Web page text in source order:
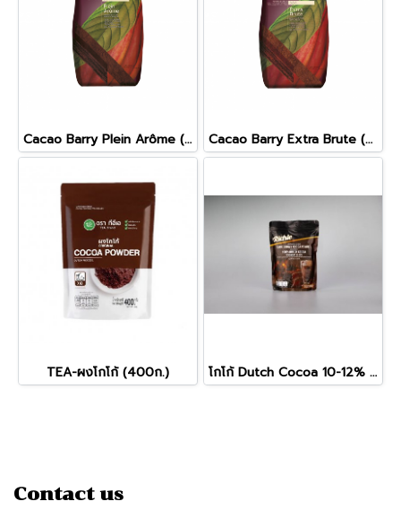
Cacao Barry Plein Arôme (22-24% Cocoa Butter) Cacao Barry Extra Brute (22-24% Cocoa Butter) (1kg)
TEA-ผงโกโก้ (400ก.) โกโก้ Dutch Cocoa 10-12% (ตราริชชี่)
Contact us